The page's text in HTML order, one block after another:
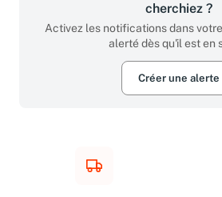
cherchiez ?
Activez les notifications dans
alerté dès qu'il est en
Créer une alerte